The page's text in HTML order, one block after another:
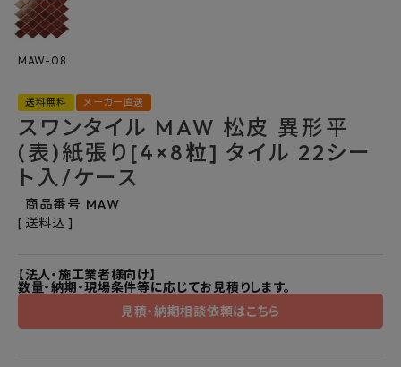
ご利用ガイド
よくあるご質問
お問い合わせ
メルマガ登録
特定商取引法について
MAW-08
送料無料 メーカー直送
スワンタイル MAW 松皮 異形平
(表)紙張り[4×8粒] タイル 22シー
ト入/ケース
商品番号 MAW
送料込
【法人・施工業者様向け】
数量・納期・現場条件等に応じてお見積りします。
見積・納期相談依頼はこちら